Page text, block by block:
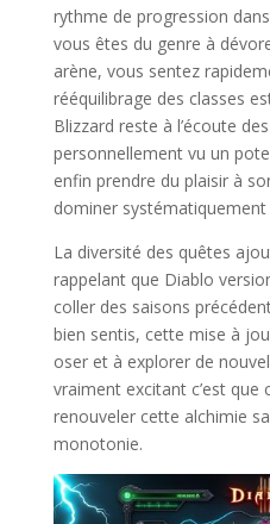
rythme de progression
vous êtes du genre à
arène, vous sentez
rééquilibrage des classes
Blizzard reste à l’écoute des
personnellement vu un
enfin prendre du plaisir à
dominer systématiquement
La diversité des quêtes
rappelant que Diablo
coller des saisons
bien sentis, cette mise à
oser et à explorer de
vraiment excitant c’est que
renouveler cette alchimie
monotonie.